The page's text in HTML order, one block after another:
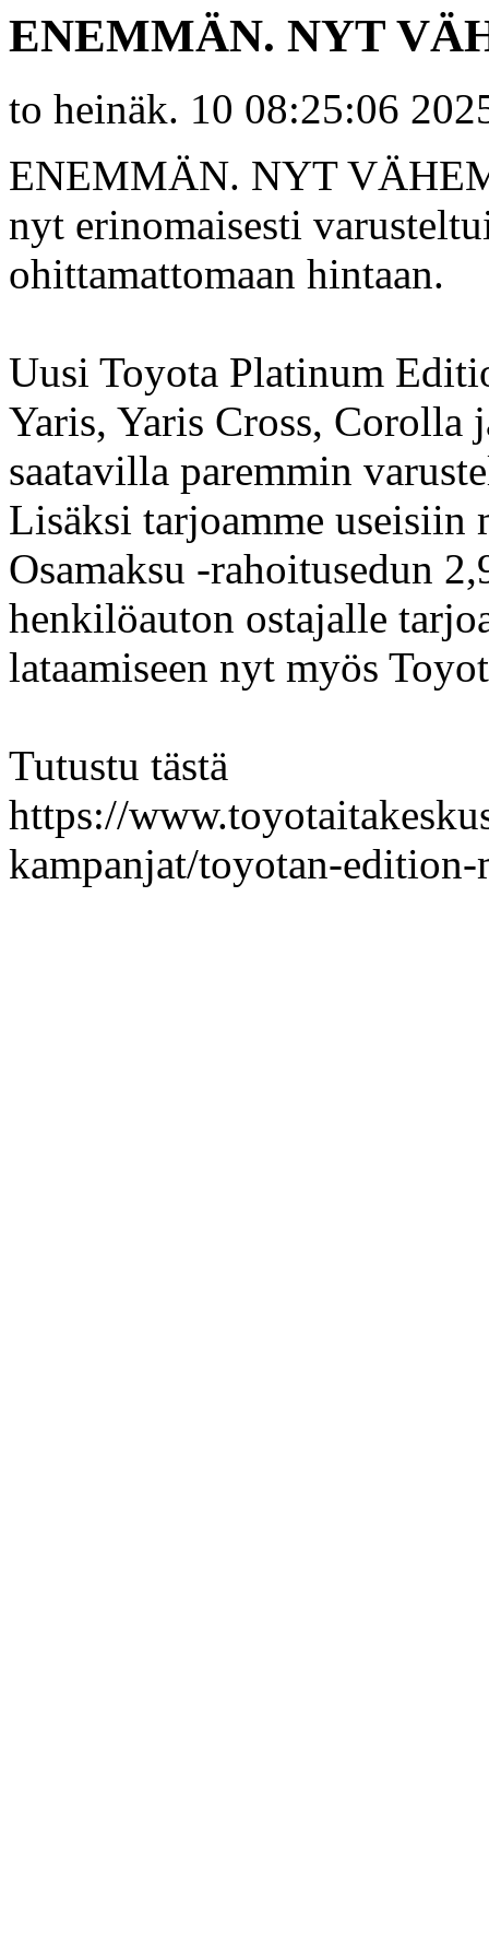
ENEMMÄN. NYT
to heinäk. 10 08:25:06
ENEMMÄN. NYT
nyt erinomaisesti
ohittamattomaan hintaan.
Uusi Toyota Platinum
Yaris, Yaris Cross,
saatavilla paremmin
Lisäksi tarjoamme useisiin
Osamaksu -rahoitusedun
henkilöauton ostajalle
lataamiseen nyt myös
Tutustu tästä
https://
kampanjat/toyotan-